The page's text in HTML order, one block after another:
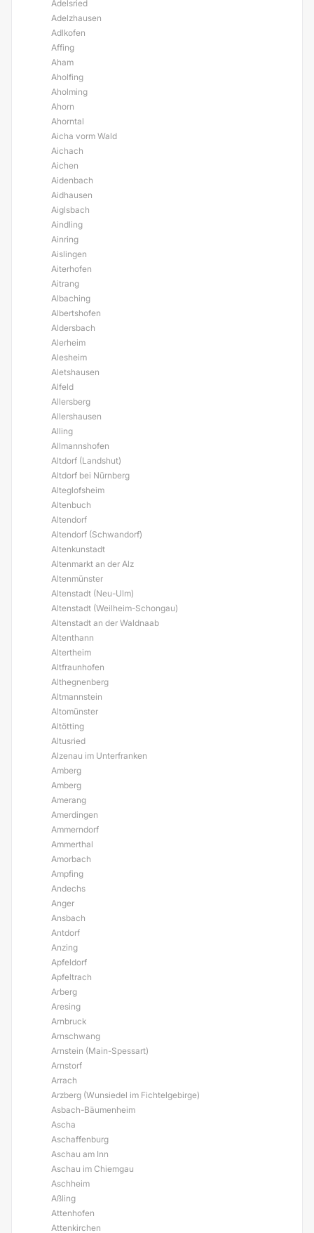
Adelsried
Adelzhausen
Adlkofen
Affing
Aham
Aholfing
Aholming
Ahorn
Ahorntal
Aicha vorm Wald
Aichach
Aichen
Aidenbach
Aidhausen
Aiglsbach
Aindling
Ainring
Aislingen
Aiterhofen
Aitrang
Albaching
Albertshofen
Aldersbach
Alerheim
Alesheim
Aletshausen
Alfeld
Allersberg
Allershausen
Alling
Allmannshofen
Altdorf (Landshut)
Altdorf bei Nürnberg
Alteglofsheim
Altenbuch
Altendorf
Altendorf (Schwandorf)
Altenkunstadt
Altenmarkt an der Alz
Altenmünster
Altenstadt (Neu-Ulm)
Altenstadt (Weilheim-Schongau)
Altenstadt an der Waldnaab
Altenthann
Altertheim
Altfraunhofen
Althegnenberg
Altmannstein
Altomünster
Altötting
Altusried
Alzenau im Unterfranken
Amberg
Amberg
Amerang
Amerdingen
Ammerndorf
Ammerthal
Amorbach
Ampfing
Andechs
Anger
Ansbach
Antdorf
Anzing
Apfeldorf
Apfeltrach
Arberg
Aresing
Arnbruck
Arnschwang
Arnstein (Main-Spessart)
Arnstorf
Arrach
Arzberg (Wunsiedel im Fichtelgebirge)
Asbach-Bäumenheim
Ascha
Aschaffenburg
Aschau am Inn
Aschau im Chiemgau
Aschheim
Aßling
Attenhofen
Attenkirchen